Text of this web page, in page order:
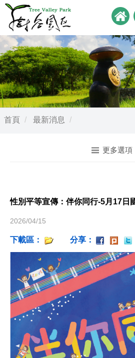
首頁 最新消息
更多選項
性別平等宣傳：伴你同行-5月17日
2026/04/15
下載區： 分享：